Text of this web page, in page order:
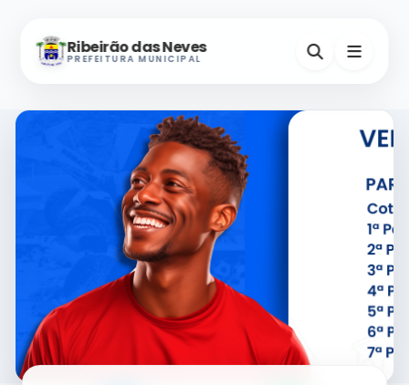
Ribeirão das Neves
PREFEITURA MUNICIPAL
Nevinho
Assistente Virtual
A-
Horários e Endereços Secretarias